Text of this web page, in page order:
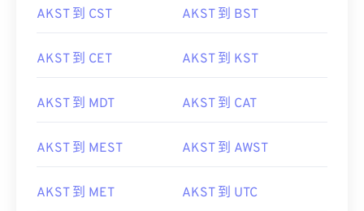
AKST 到 CST AKST 到 BST
AKST 到 CET AKST 到 KST
AKST 到 MDT AKST 到 CAT
AKST 到 MEST AKST 到 AWST
AKST 到 MET AKST 到 UTC